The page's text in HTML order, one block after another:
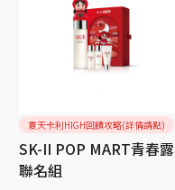
夏天卡利HIGH回饋攻略(詳情請點)
SK-II POP MART青春露
聯名組